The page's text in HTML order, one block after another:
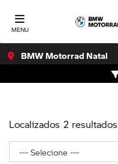
MENU
BMW Motorrad Natal
Localizados 2 resultados